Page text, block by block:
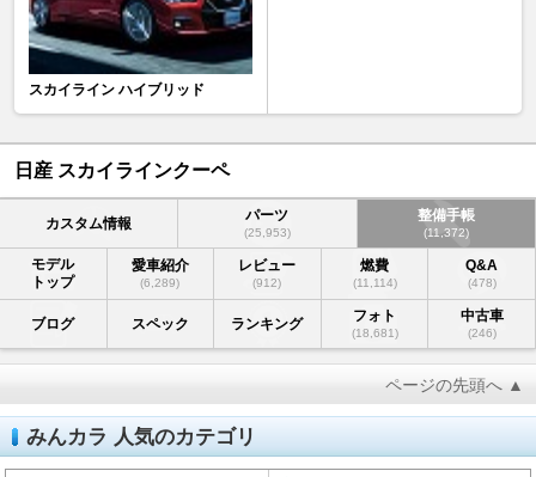
スカイライン ハイブリッド
日産 スカイラインクーペ
カスタム情報 パーツ
(25,953)
整備手帳
(11,372)
モデル
トップ
愛車紹介
(6,289)
レビュー
(912)
燃費
(11,114)
Q&A
(478)
ブログ スペック ランキング フォト
(18,681)
中古車
(246)
ページの先頭へ ▲
みんカラ 人気のカテゴリ